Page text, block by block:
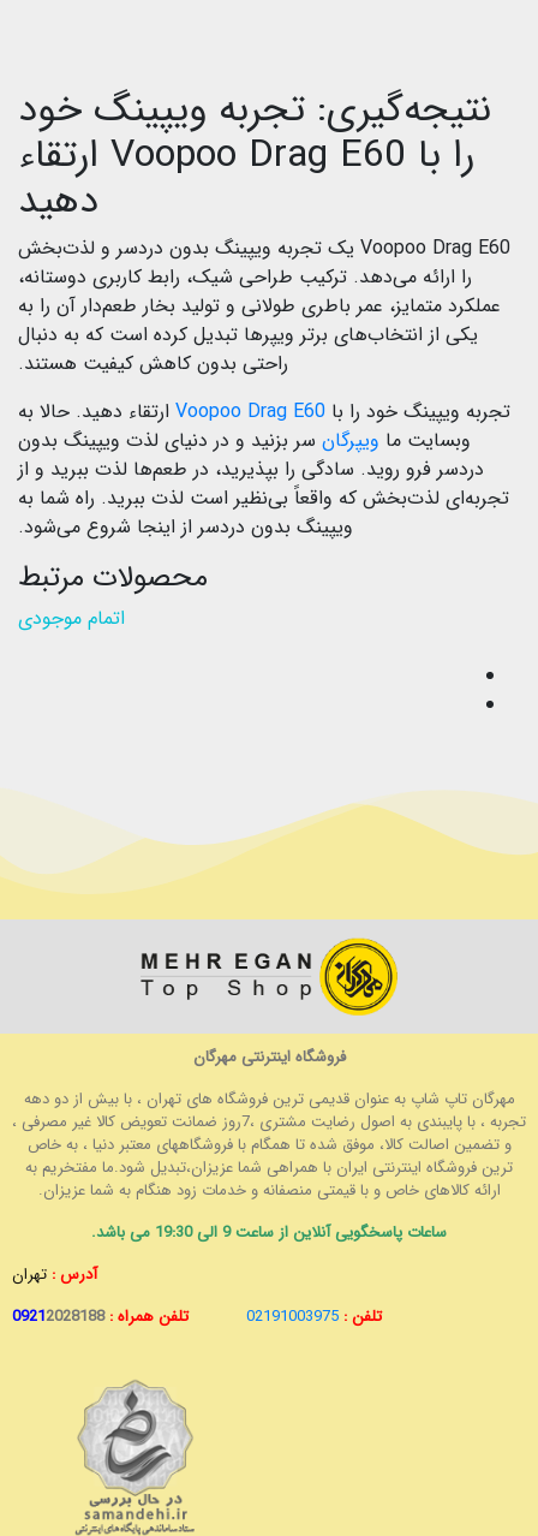
نتیجه‌گیری: تجربه ویپینگ خود
را با Voopoo Drag E60 ارتقاء
دهید
Voopoo Drag E60 یک تجربه ویپینگ بدون دردسر و لذت‌بخش
را ارائه می‌دهد. ترکیب طراحی شیک، رابط کاربری دوستانه،
عملکرد متمایز، عمر باطری طولانی و تولید بخار طعم‌دار آن را به
یکی از انتخاب‌های برتر ویپرها تبدیل کرده‌ است که به دنبال
راحتی بدون کاهش کیفیت هستند.
تجربه ویپینگ خود را با Voopoo Drag E60 ارتقاء دهید. حالا به
وبسایت ما ویپرگان سر بزنید و در دنیای لذت ویپینگ بدون
دردسر فرو روید. سادگی را بپذیرید، در طعم‌ها لذت ببرید و از
تجربه‌ای لذت‌بخش که واقعاً بی‌نظیر است لذت ببرید. راه شما به
ویپینگ بدون دردسر از اینجا شروع می‌شود.
محصولات مرتبط
اتمام موجودی
فروشگاه اینترنتی مهرگان
مهرگان تاپ شاپ به عنوان قدیمی ترین فروشگاه های تهران ، با بیش از دو دهه
تجربه ، با پایبندی به اصول رضایت مشتری ،7روز ضمانت تعویض کالا غیر مصرفی ،
و تضمین اصالت کالا، موفق شده تا همگام با فروشگاههای معتبر دنیا ، به خاص
ترین فروشگاه اینترنتی ایران با همراهی شما عزیزان،تبدیل شود.ما مفتخریم به
ارائه کالاهای خاص و با قیمتی منصفانه و خدمات زود هنگام به شما عزیزان.
ساعات پاسخگویی آنلاین از ساعت 9 الی 19:30 می باشد.
آدرس : تهران
تلفن : 02191003975 تلفن همراه : 09212028188